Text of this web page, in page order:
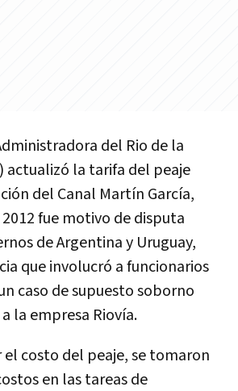
del Rio de la
actualizó la tarifa del peaje
del Canal Martín García,
fue motivo de disputa
de Argentina y Uruguay,
que involucró a funcionarios
caso de supuesto soborno
la empresa Riovía.
el costo del peaje, se tomaron
en las tareas de